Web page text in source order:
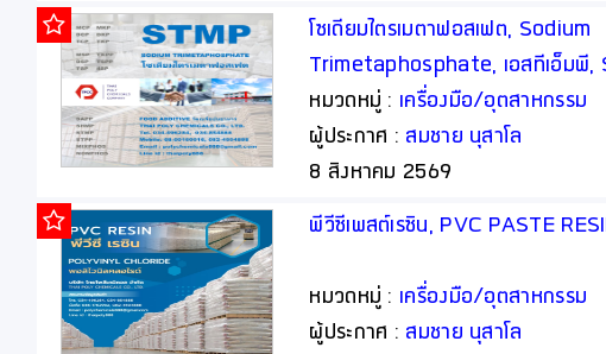
โซเดียมไตรเมตาฟอสเฟต, Sodium
Trimetaphosphate, เอสทีเอ็มพี,
อาหาร, Food Additive
หมวดหมู่ : เครื่องมือ/อุตสาหกรรม
ผู้ประกาศ : สมชาย นุสาโล
8 สิงหาคม 2569
พีวีซีเพสต์เรซิน, PVC PASTE
หมวดหมู่ : เครื่องมือ/อุตสาหกรรม
ผู้ประกาศ : สมชาย นุสาโล